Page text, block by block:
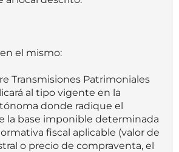
el mismo:
Transmisiones Patrimoniales
al tipo vigente en la
donde radique el
la base imponible determinada
fiscal aplicable (valor de
o precio de compraventa, el